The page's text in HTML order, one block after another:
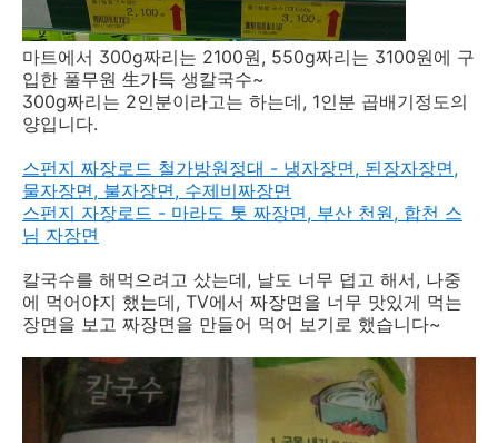
마트에서 300g짜리는 2100원, 550g짜리는 3100원에 구
입한 풀무원 生가득 생칼국수~
300g짜리는 2인분이라고는 하는데, 1인분 곱배기정도의
양입니다.
스펀지 짜장로드 철가방원정대 - 냉자장면, 된장자장면,
물자장면, 불자장면, 수제비짜장면
스펀지 자장로드 - 마라도 톳 짜장면, 부산 천원, 합천 스
님 자장면
칼국수를 해먹으려고 샀는데, 날도 너무 덥고 해서, 나중
에 먹어야지 했는데, TV에서 짜장면을 너무 맛있게 먹는
장면을 보고 짜장면을 만들어 먹어 보기로 했습니다~